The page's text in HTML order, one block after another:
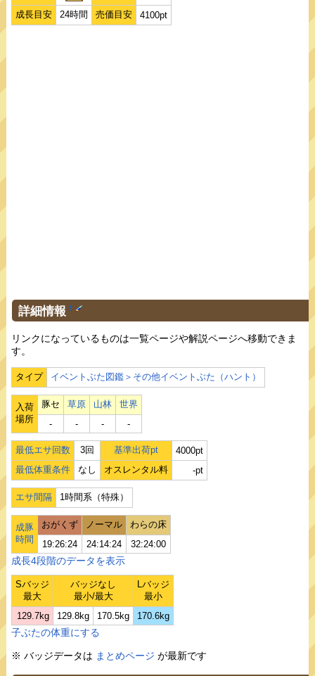
成長目安 24時間 売価目安 4100pt
詳細情報 †
リンクになっているものは一覧ページや解説ページへ移動できま
す。
タイプ イベントぶた図鑑＞その他イベントぶた（ハント）
入荷
場所
豚セ 草原 山林
世界
‐
‐ ‐ ‐
最低エサ回数 3回 基準出荷pt
4000pt
最低体重条件
なし オスレンタル料 -pt
エサ間隔 1時間系（特殊）
成豚
時間
おがくず ノーマル
わらの床
19:26:24
24:14:24 32:24:00
成長4段階のデータを表示
Sバッジ
最大
バッジなし
最小/最大
Lバッジ
最小
129.7kg
129.8kg 170.5kg 170.6kg
子ぶたの体重にする
※ バッジデータは まとめページ が最新です